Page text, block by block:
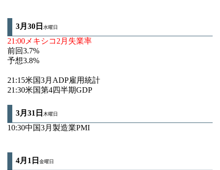
3月30 日 水曜日
21:00メキシコ2月失業率
前回3.7%
予想3.8%
21:15米国3月ADP雇用統計
21:30米国第4四半期GDP
3月31日 木曜日
10:30中国3月製造業PMI
4月1 日 金曜日